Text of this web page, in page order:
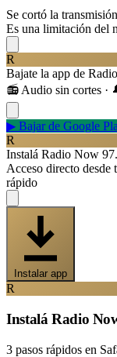
Se cortó la transmisión
Es una limitación del
R
Bajate la app de
📻 Audio sin cortes ·
▶ Bajar de Google
R
Instalá Radio Now
Acceso directo desde
rápido
Instalar app
R
Instalá Radio
3 pasos rápidos en